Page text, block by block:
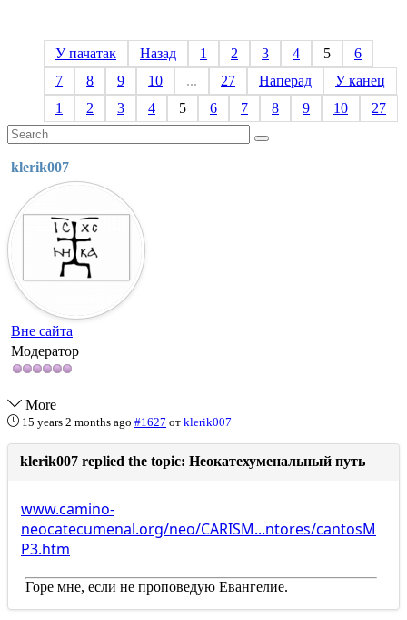
У пачатак Назад 1 2 3 4 5
6
7
8 9 10 ... 27 Наперад
У канец
1
2 3 4 5 6 7 8 9 10 27
klerik007
Вне сайта
Модератор
More
15 years 2 months ago #1627 от klerik007
klerik007 replied the topic: Неокатехуменальный путь
www.camino-
neocatecumenal.org/neo/CARISM...ntores/cantosM
P3.htm
Горе мне, если не проповедую Евангелие.